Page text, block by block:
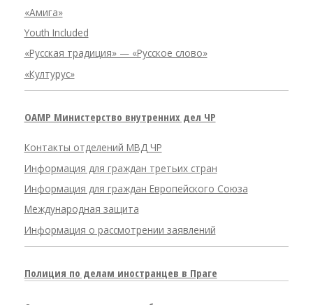
«Амига»
Youth Included
«Русская традиция» — «Русское слово»
«Културус»
OAMP Министерство внутренних дел ЧР
Контакты отделений МВД ЧР
Информация для граждан третьих стран
Информация для граждан Европейского Союза
Международная защита
Информация о рассмотрении заявлений
Полиция по делам иностранцев в Праге